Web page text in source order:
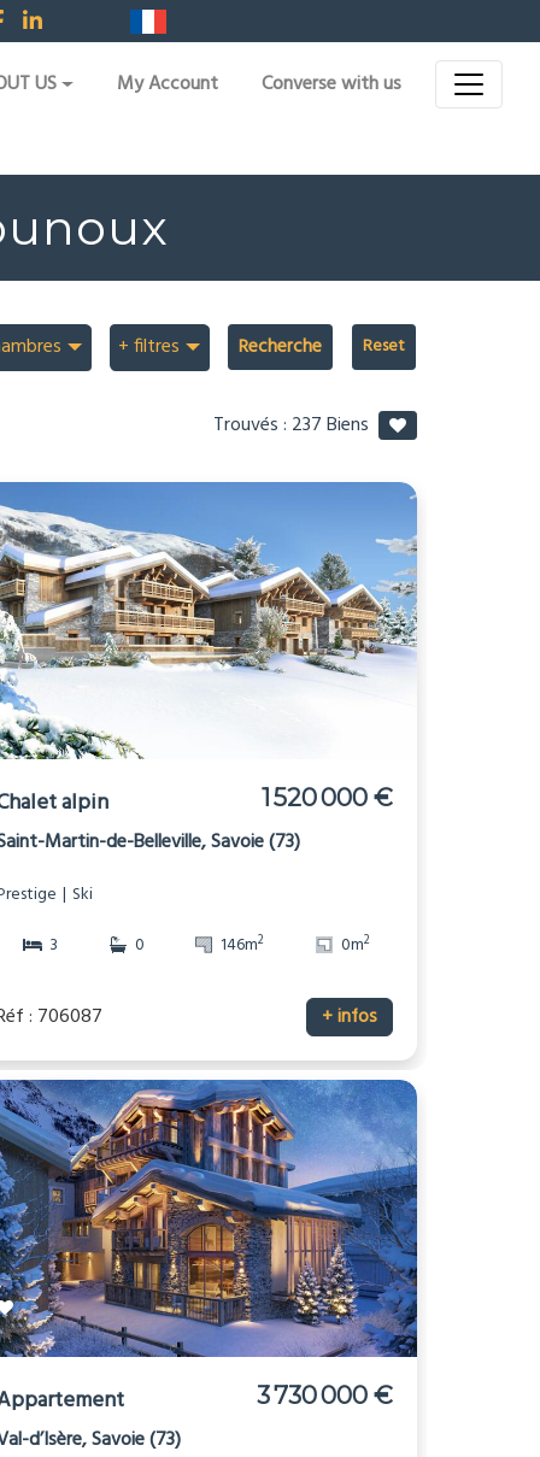
US My Account Converse with us
+ filtres Recherche
Trouvés : 237Biens
alpin 1 520 000 €
Martin-de-Belleville, Savoie (73)
Ski
3
0 146m2 0m2
: 706087 + infos
3 730 000 €
d’Isère, Savoie (73)